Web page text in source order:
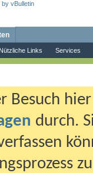
Nützliche Links Services
Besuch
durch.